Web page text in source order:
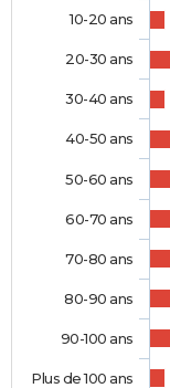
10-20 ans
20-30 ans
30-40 ans
40-50 ans
50-60 ans
60-70 ans
70-80 ans
80-90 ans
90-100 ans
Plus de 100 ans